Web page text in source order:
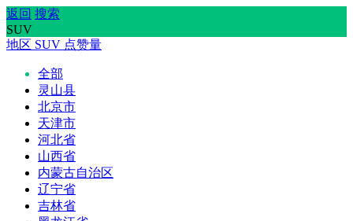
返回 搜索
SUV
地区 SUV 点赞量
全部
灵山县
北京市
天津市
河北省
山西省
内蒙古自治区
辽宁省
吉林省